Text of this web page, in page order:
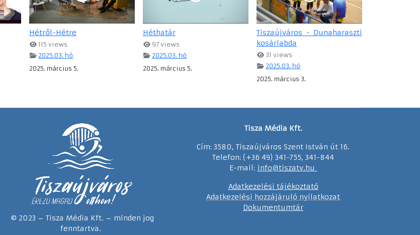
Hétről-Hétre
115 views
2025.03. hó
2025. március 5.
Héthatár
97 views
2025.03. hó
2025. március 5.
Tiszaújváros - Dunaharaszti
kosárlabda
31 views
2025.03. hó
2025. március 3.
© 2023 – Tisza Média Kft. – minden jog
fenntartva.
Tisza Média Kft.
Cím: 3580, Tiszaújváros Szent István út 16.
Telefon: (+36 49) 341-755, 341-844
E-mail: info@tiszatv. hu
Adatkezelési tájékoztató
Adatkezelési hozzájáruló nyilatkozat
Dokumentumtár